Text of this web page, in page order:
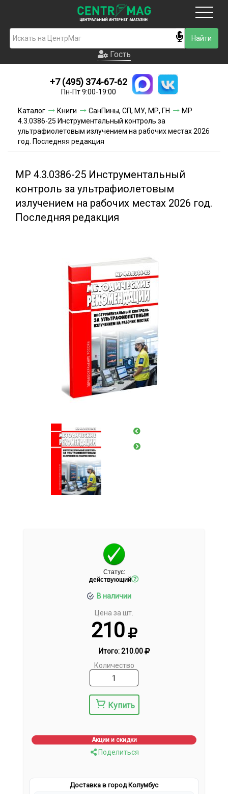
Гость
Новинки
Условия доставки
Условия оплаты
Акции и скидки
Гость
+7 (495) 374-67-62
Пн-Пт 9:00-19:00
Каталог Книги СанПины, СП, МУ, МР, ГН
МР
4.3.0386-25 Инструментальный контроль за
ультрафиолетовым излучением на рабочих местах 2026
год. Последняя редакция
МР 4.3.0386-25 Инструментальный
контроль за ультрафиолетовым
излучением на рабочих местах 2026 год.
Последняя редакция
Статус:
действующий
В наличии
Цена за шт.
210
Итого:210.00
Количество
Купить
Акции и скидки
Поделиться
Доставка в город Колумбус